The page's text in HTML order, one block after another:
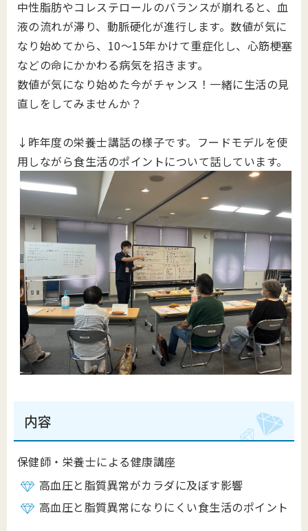
中性脂肪やコレステロールのバランスが崩れると、血
液の流れが滞り、動脈硬化が進行します。数値が気に
なり始めてから、10～15年かけて重症化し、心筋梗塞
などの命にかかわる病気を招きます。
数値が気になり始めた今がチャンス！ 一緒に生活の見
直しをしてみませんか？
↓昨年度の栄養士講話の様子です。フードモデルを使
用しながら食生活のポイントについて話しています。
内容
保健師・栄養士による健康講座
高血圧と脂質異常がカラダに及ぼす影響
高血圧と脂質異常になりにくい食生活のポイント